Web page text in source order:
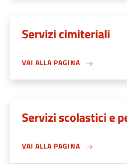
Servizi cimiteriali
VAI ALLA PAGINA
Servizi scolastici e
VAI ALLA PAGINA